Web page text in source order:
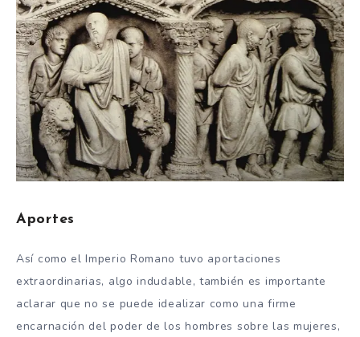
Aportes
Así como el Imperio Romano tuvo aportaciones
extraordinarias, algo indudable, también es importante
aclarar que no se puede idealizar como una firme
encarnación del poder de los hombres sobre las mujeres,